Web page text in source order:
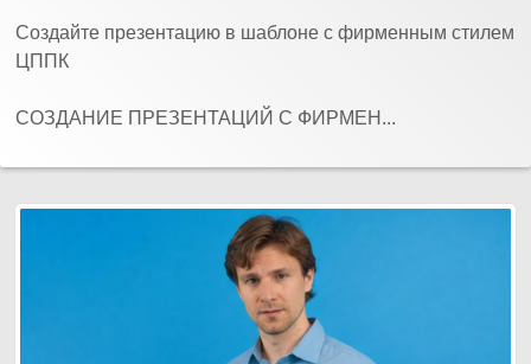
Создайте презентацию в шаблоне с фирменным стилем
ЦППК
СОЗДАНИЕ ПРЕЗЕНТАЦИЙ С ФИРМЕН...